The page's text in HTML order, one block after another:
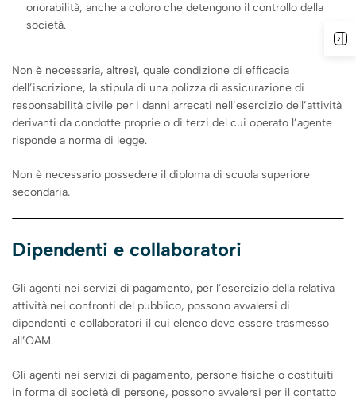
onorabilità, anche a coloro che detengono il controllo della
società.
Non è necessaria, altresì, quale condizione di efficacia
dell’iscrizione, la stipula di una polizza di assicurazione di
responsabilità civile per i danni arrecati nell’esercizio dell’attività
derivanti da condotte proprie o di terzi del cui operato l’agente
risponde a norma di legge.
Non è necessario possedere il diploma di scuola superiore
secondaria.
Dipendenti e collaboratori
Gli agenti nei servizi di pagamento, per l’esercizio della relativa
attività nei confronti del pubblico, possono avvalersi di
dipendenti e collaboratori il cui elenco deve essere trasmesso
all’OAM.
Gli agenti nei servizi di pagamento, persone fisiche o costituiti
in forma di società di persone, possono avvalersi per il contatto